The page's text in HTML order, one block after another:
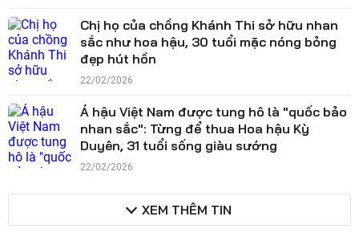
Chị họ của chồng Khánh Thi sở hữu nhan
sắc như hoa hậu, 30 tuổi mặc nóng bỏng
đẹp hút hồn
22/02/2026
Á hậu Việt Nam được tung hô là "quốc bảo
nhan sắc": Từng để thua Hoa hậu Kỳ
Duyên, 31 tuổi sống giàu sướng
22/02/2026
XEM THÊM TIN